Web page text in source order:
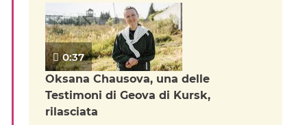
0:37
Oksana Chausova, una delle
Testimoni di Geova di Kursk,
rilasciata